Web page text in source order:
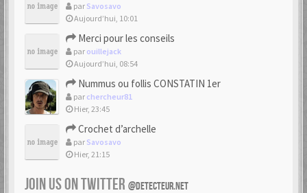
par Savosavo
Aujourd’hui, 10:01
Merci pour les conseils
par ouillejack
Aujourd’hui, 08:54
Nummus ou follis CONSTATIN 1er
par chercheur81
Hier, 23:45
Crochet d’archelle
par Savosavo
Hier, 21:15
JOIN US ON TWITTER @DETECTEUR.NET